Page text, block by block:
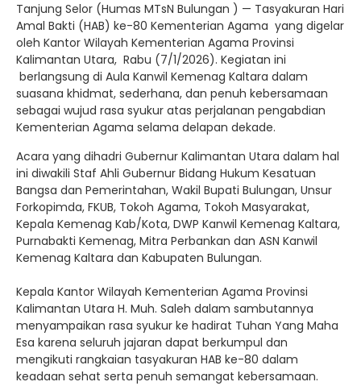
Tanjung Selor (Humas MTsN Bulungan ) — Tasyakuran Hari
Amal Bakti (HAB) ke-80 Kementerian Agama yang digelar
oleh Kantor Wilayah Kementerian Agama Provinsi
Kalimantan Utara, Rabu (7/1/2026). Kegiatan ini
berlangsung di Aula Kanwil Kemenag Kaltara dalam
suasana khidmat, sederhana, dan penuh kebersamaan
sebagai wujud rasa syukur atas perjalanan pengabdian
Kementerian Agama selama delapan dekade.
Acara yang dihadri Gubernur Kalimantan Utara dalam hal
ini diwakili Staf Ahli Gubernur Bidang Hukum Kesatuan
Bangsa dan Pemerintahan, Wakil Bupati Bulungan, Unsur
Forkopimda, FKUB, Tokoh Agama, Tokoh Masyarakat,
Kepala Kemenag Kab/Kota, DWP Kanwil Kemenag Kaltara,
Purnabakti Kemenag, Mitra Perbankan dan ASN Kanwil
Kemenag Kaltara dan Kabupaten Bulungan.
Kepala Kantor Wilayah Kementerian Agama Provinsi
Kalimantan Utara H. Muh. Saleh dalam sambutannya
menyampaikan rasa syukur ke hadirat Tuhan Yang Maha
Esa karena seluruh jajaran dapat berkumpul dan
mengikuti rangkaian tasyakuran HAB ke-80 dalam
keadaan sehat serta penuh semangat kebersamaan.